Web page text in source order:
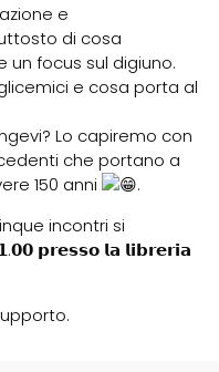
e
di cosa
focus sul digiuno.
e cosa porta al
Lo capiremo con
che portano a
150 anni
.
incontri si
𝗽𝗿𝗲𝘀𝘀𝗼 𝗹𝗮 𝗹𝗶𝗯𝗿𝗲𝗿𝗶𝗮